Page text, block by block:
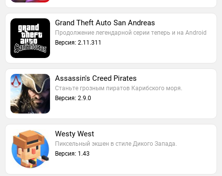
Grand Theft Auto San Andreas
Продолжение легендарной серии теперь и на Android
Версия: 2.11.311
Assassin's Creed Pirates
Станьте грозным пиратов Карибского моря.
Версия: 2.9.0
Westy West
Пиксельный экшен в стиле Дикого Запада.
Версия: 1.43